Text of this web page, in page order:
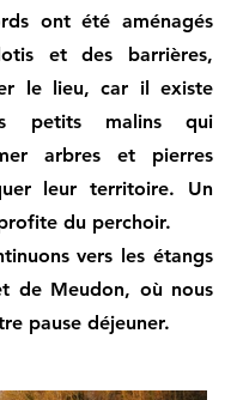
ont été aménagés
et des barrières,
le lieu, car il existe
petits malins qui
arbres et pierres
leur territoire. Un
du perchoir.
vers les étangs
de Meudon, où nous
pause déjeuner.